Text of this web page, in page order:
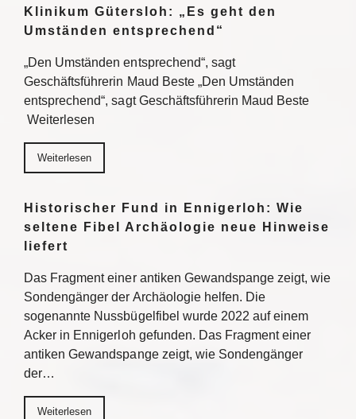
Klinikum Gütersloh: „Es geht den
Umständen entsprechend“
„Den Umständen entsprechend“, sagt
Geschäftsführerin Maud Beste „Den Umständen
entsprechend“, sagt Geschäftsführerin Maud Beste
Weiterlesen
Weiterlesen
Historischer Fund in Ennigerloh: Wie
seltene Fibel Archäologie neue Hinweise
liefert
Das Fragment einer antiken Gewandspange zeigt, wie
Sondengänger der Archäologie helfen. Die
sogenannte Nussbügelfibel wurde 2022 auf einem
Acker in Ennigerloh gefunden. Das Fragment einer
antiken Gewandspange zeigt, wie Sondengänger
der…
Weiterlesen